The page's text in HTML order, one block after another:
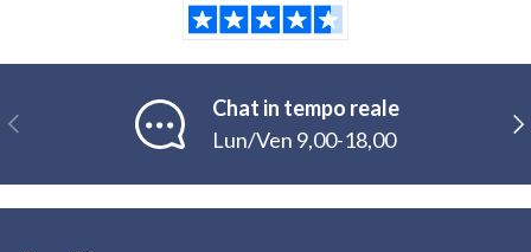
Indietro
Chat in tempo reale
Lun/Ven 9,00-18,00